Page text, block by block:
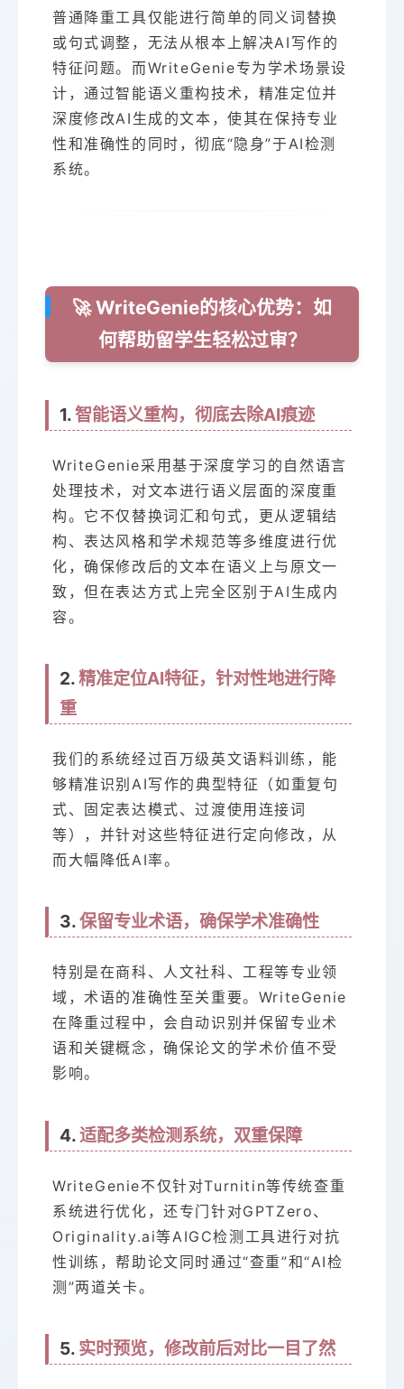
普通降重工具仅能进行简单的同义词替换
或句式调整，无法从根本上解决AI写作的
特征问题。而WriteGenie专为学术场景设
计，通过智能语义重构技术，精准定位并
深度修改AI生成的文本，使其在保持专业
性和准确性的同时，彻底“隐身”于AI检测
系统。
🚀 WriteGenie的核心优势：如
何帮助留学生轻松过审？
1.智能语义重构，彻底去除AI痕迹
WriteGenie采用基于深度学习的自然语言
处理技术，对文本进行语义层面的深度重
构。它不仅替换词汇和句式，更从逻辑结
构、表达风格和学术规范等多维度进行优
化，确保修改后的文本在语义上与原文一
致，但在表达方式上完全区别于AI生成内
容。
2.精准定位AI特征，针对性地进行降
重
我们的系统经过百万级英文语料训练，能
够精准识别AI写作的典型特征（如重复句
式、固定表达模式、过渡使用连接词
等），并针对这些特征进行定向修改，从
而大幅降低AI率。
3.保留专业术语，确保学术准确性
特别是在商科、人文社科、工程等专业领
域，术语的准确性至关重要。WriteGenie
在降重过程中，会自动识别并保留专业术
语和关键概念，确保论文的学术价值不受
影响。
4.适配多类检测系统，双重保障
WriteGenie不仅针对Turnitin等传统查重
系统进行优化，还专门针对GPTZero、
Originality.ai等AIGC检测工具进行对抗
性训练，帮助论文同时通过“查重”和“AI检
测”两道关卡。
5. 实时预览，修改前后对比一目了然